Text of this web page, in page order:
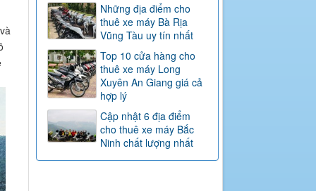
Những địa điểm cho
thuê xe máy Bà Rịa
Vũng Tàu uy tín nhất
Top 10 cửa hàng cho
thuê xe máy Long
Xuyên An Giang giá cả
hợp lý
Cập nhật 6 địa điểm
cho thuê xe máy Bắc
Ninh chất lượng nhất